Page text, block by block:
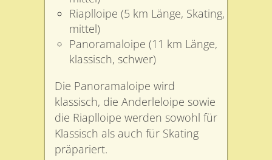
Riaplloipe (5 km Länge, Skating,
mittel)
Panoramaloipe (11 km Länge,
klassisch, schwer)
Die Panoramaloipe wird
klassisch, die Anderleloipe sowie
die Riaplloipe werden sowohl für
Klassisch als auch für Skating
präpariert.